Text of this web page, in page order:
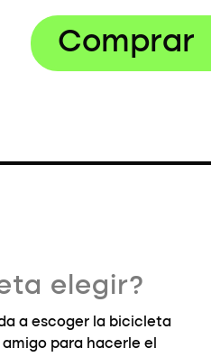
Comprar
elegir?
a escoger la bicicleta
para hacerle el